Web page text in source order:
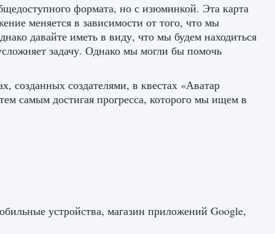
формата, но с изюминкой. Эта карта
меняется в зависимости от того, что мы
давайте иметь в виду, что мы будем находиться
задачу. Однако мы могли бы помочь
созданных создателями, в квестах «Аватар
самым достигая прогресса, которого мы ищем в
устройства, магазин приложений Google,